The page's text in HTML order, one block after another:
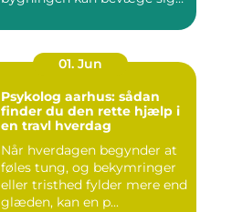
01. Jun
Psykolog aarhus: sådan
finder du den rette hjælp i
en travl hverdag
Når hverdagen begynder at
føles tung, og bekymringer
eller tristhed fylder mere end
glæden, kan en p...